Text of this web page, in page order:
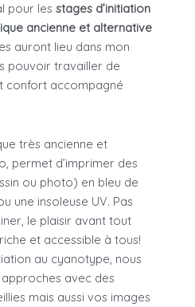
pour les stages d’initiation
ancienne et alternative
auront lieu dans mon
pouvoir travailler de
confort accompagné
très ancienne et
permet d’imprimer des
ou photo) en bleu de
une insoleuse UV. Pas
le plaisir avant tout
et accessible à tous!
au cyanotype, nous
avec des
mais aussi vos images